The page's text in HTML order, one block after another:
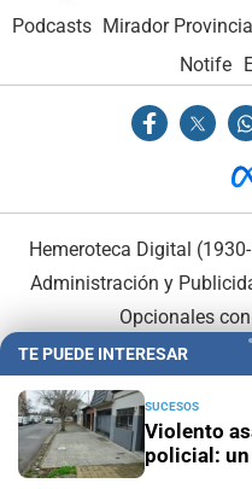
Podcasts Mirador
Notife
Hemeroteca Digital
Administración y
Opcionales
TE PUEDE INTERESAR
SUCESOS
Violento
policial: